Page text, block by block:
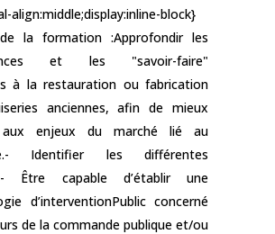
align:middle;display:inline-block}
la formation :Approfondir les
et les "savoir-faire"
à la restauration ou fabrication
anciennes, afin de mieux
aux enjeux du marché lié au
Identifier les différentes
Être capable d’établir une
d’interventionPublic concerné
de la commande publique et/ou